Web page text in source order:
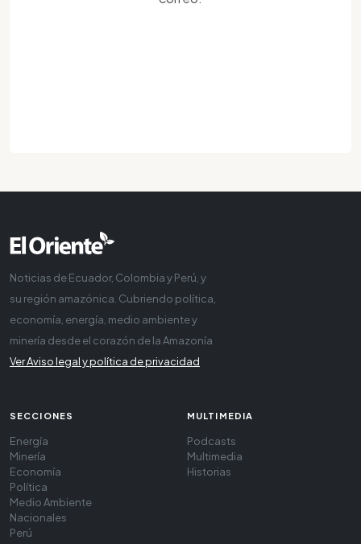
Noticias de Ecuador, Colombia y Perú, y
su región amazónica. Cubriendo política,
economía, energía, medio ambiente y
minería desde el corazón de la Amazonía
Ver Aviso legal y política de privacidad
SECCIONES
Energía
Minería
Economía
Política
Medio Ambiente
Nacionales
Perú
MULTIMEDIA
Podcasts
Multimedia
Historias